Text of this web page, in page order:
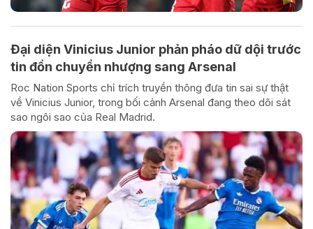
Đại diện Vinicius Junior phản pháo dữ dội trước
tin đồn chuyển nhượng sang Arsenal
Roc Nation Sports chỉ trích truyền thông đưa tin sai sự thật
về Vinicius Junior, trong bối cảnh Arsenal đang theo dõi sát
sao ngôi sao của Real Madrid.